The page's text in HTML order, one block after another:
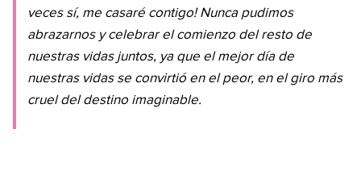
veces sí, me casaré contigo! Nunca pudimos
abrazarnos y celebrar el comienzo del resto de
nuestras vidas juntos, ya que el mejor día de
nuestras vidas se convirtió en el peor, en el giro más
cruel del destino imaginable.